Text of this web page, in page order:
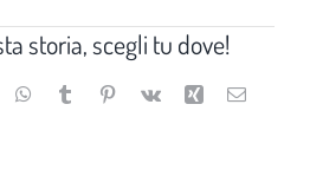
storia, scegli tu dove!
WhatsApp
TumblrPinterest
Vk Xing Email